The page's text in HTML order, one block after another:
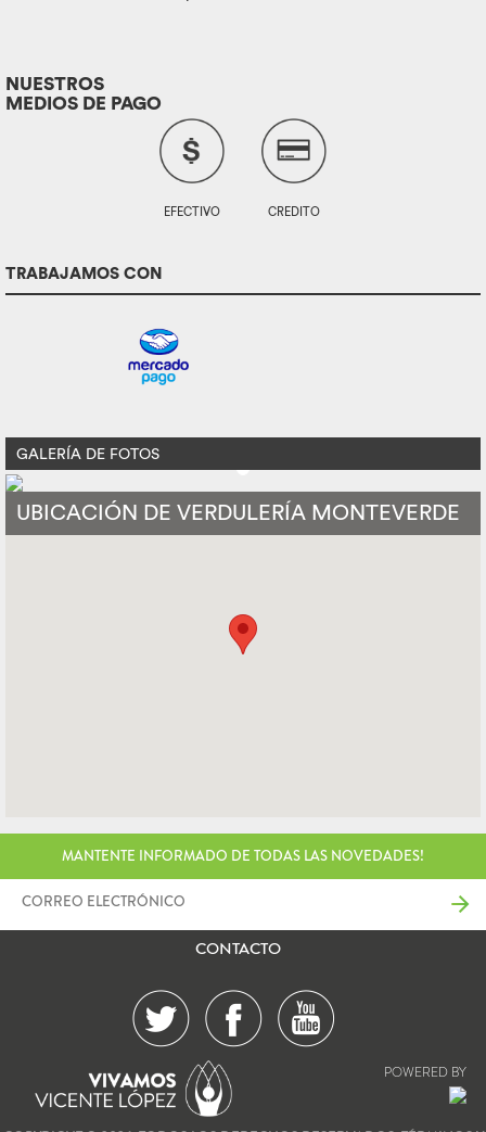
NUESTROS
MEDIOS DE PAGO
EFECTIVO CREDITO
TRABAJAMOS CON
GALERÍA DE FOTOS
UBICACIÓN DE VERDULERÍA MONTEVERDE
MANTENTE INFORMADO DE TODAS LAS NOVEDADES!
CONTACTO
POWERED BY